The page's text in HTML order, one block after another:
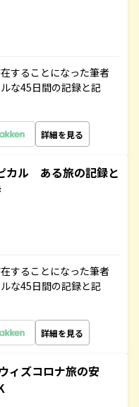
することになった筆者
な45日間の記録と記
詳細を見る
カル ある旅の記録と
することになった筆者
な45日間の記録と記
詳細を見る
ィズコロナ旅の安